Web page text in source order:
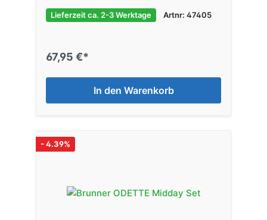
Lieferzeit ca. 2-3 Werktage Artnr: 47405
67,95 €*
In den Warenkorb
- 4.39%